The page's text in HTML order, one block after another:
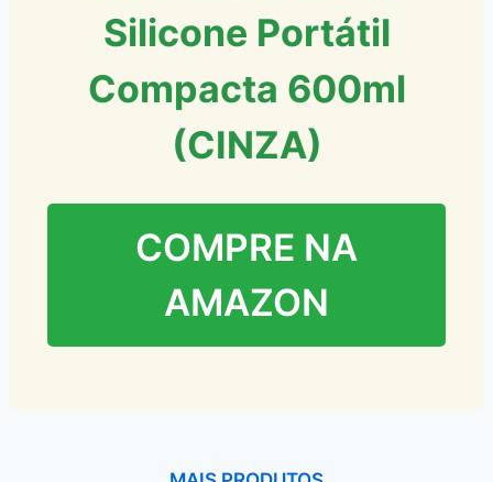
Silicone Portátil
Compacta 600ml
(CINZA)
COMPRE NA
AMAZON